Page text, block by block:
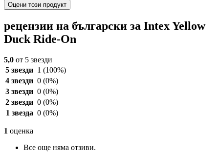
Оцени този продукт
рецензии на български за Intex Yellow
Duck Ride-On
5,0 от 5 звезди
5 звезди 1 (100%)
4 звезди 0 (0%)
3 звезди 0 (0%)
2 звезди 0 (0%)
1 звезда 0 (0%)
1 оценка
Все още няма отзиви.